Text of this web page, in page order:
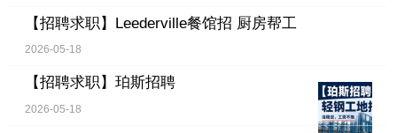
【招聘求职】 Leederville餐馆招 厨房帮工
2026-05-18
【招聘求职】 珀斯招聘
2026-05-18